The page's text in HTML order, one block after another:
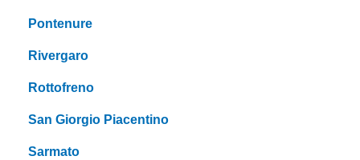
Pontenure
Rivergaro
Rottofreno
San Giorgio Piacentino
Sarmato